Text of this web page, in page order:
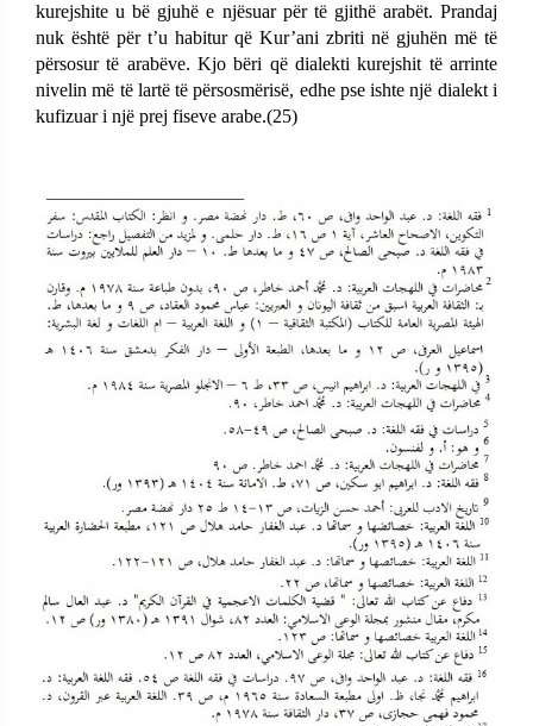
kurejshite u bë gjuhë e njësuar për të gjithë arabët. Prandaj
nuk është për t’u habitur që Kur’ani zbriti në gjuhën më të
përsosur të arabëve. Kjo bëri që dialekti kurejshit të arrinte
nivelin më të lartë të përsosmërisë, edhe pse ishte një dialekt i
kufizuar i një prej fiseve arabe.(25)